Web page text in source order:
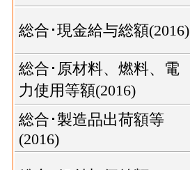
総合･現金給与総額(2016)
総合･原材料、燃料、電
力使用等額(2016)
総合･製造品出荷額等
(2016)